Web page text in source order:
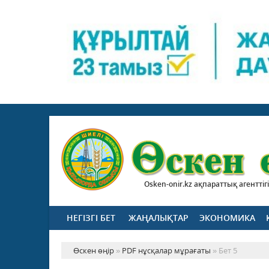
Osken-onir.kz ақпараттық агенттігі
НЕГІЗГІ БЕТ ЖАҢАЛЫҚТАР ЭКОНОМИКА
Өскен өңір » PDF нұсқалар мұрағаты » Бет 5